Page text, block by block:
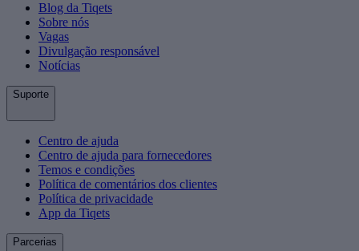
Blog da Tiqets
Sobre nós
Vagas
Divulgação responsável
Notícias
Suporte
Centro de ajuda
Centro de ajuda para fornecedores
Temos e condições
Política de comentários dos clientes
Política de privacidade
App da Tiqets
Parcerias